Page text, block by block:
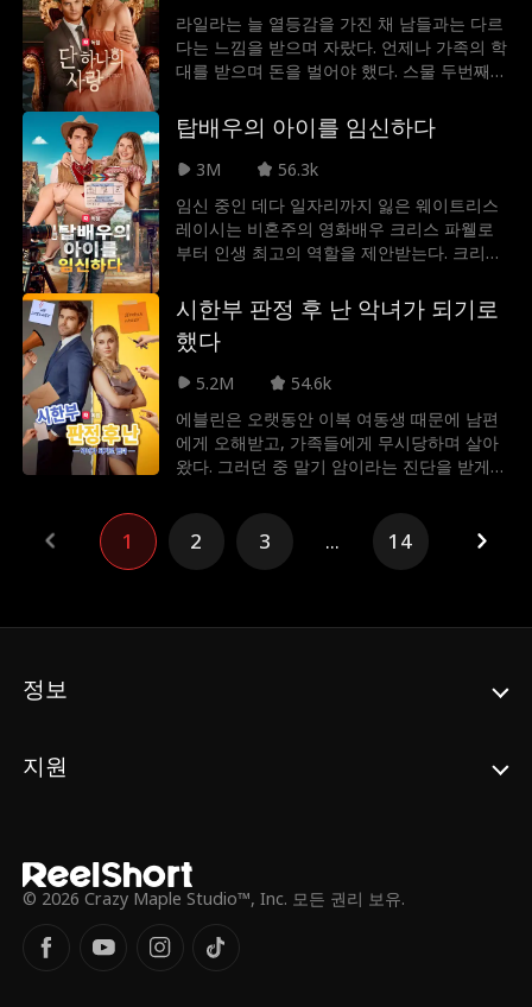
라일라는 늘 열등감을 가진 채 남들과는 다르
다는 느낌을 받으며 자랐다. 언제나 가족의 학
대를 받으며 돈을 벌어야 했다. 스물 두번째
되고, 아르바이트 중 다정하고 잘생긴 사장 레
오를 구하며 뜻밖의 임신까지 하게 된다. 레오
는 그녀를 데려가 애정을 담아 돌봐주며 둘의
를 조사하는 과정에서 둘은 음모와 악의가 담
긴 함정에 얽히게 되는데, 라일라는 어떻게 그
들의 사랑을 지키게 될까? 운명의 여신의 가
될 것인가?
탑배우의 아이를 임신하다
3M
56.3k
임신 중인 데다 일자리까지 잃은 웨이트리스
레이시는 비혼주의 영화배우 크리스 파웰로
부터 인생 최고의 역할을 제안받는다. 크리스
부탁하게 되는데. 하지만 레이시가 임신한 아
이가 크리스의 아이라는 건 둘 다 모르고 있
다.
시한부 판정 후 난 악녀가 되기로
했다
5.2M
54.6k
에블린은 오랫동안 이복 여동생 때문에 남편
에게 오해받고, 가족들에게 무시당하며 살아
왔다. 그러던 중 말기 암이라는 진단을 받게
로 결심하며, 강한 여자가 되어 남편과 이복
여동생에게 복수하기 시작한다. 알고 보니 진
단은 오진이었고, 그 와중에 남편은 자신을 구
1 2 3 ... 14
정보
지원
© 2026 Crazy Maple Studio™, Inc. 모든 권리 보유.